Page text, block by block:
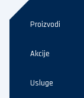
Proizvodi
Akcije
Usluge